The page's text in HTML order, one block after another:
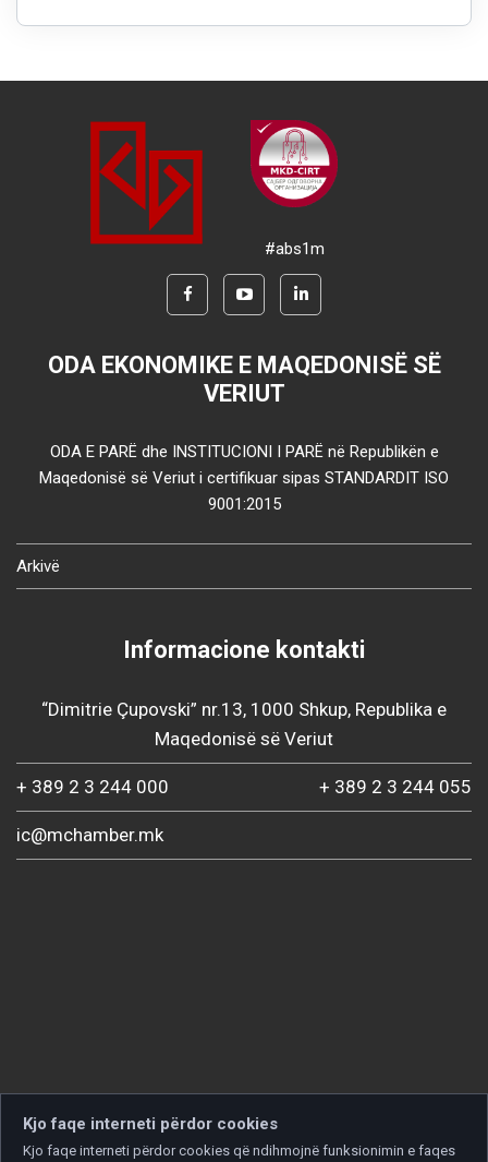
#abs1m
ODA EKONOMIKE E MAQEDONISË SË
VERIUT
ODA E PARË dhe INSTITUCIONI I PARË në Republikën e
Maqedonisë së Veriut i certifikuar sipas STANDARDIT ISO
9001:2015
Arkivë
Informacione kontakti
“Dimitrie Çupovski” nr.13, 1000 Shkup, Republika e
Maqedonisë së Veriut
+ 389 2 3 244 000 + 389 2 3 244 055
ic@mchamber.mk
Kjo faqe interneti përdor cookies
Kjo faqe interneti përdor cookies që ndihmojnë funksionimin e faqes